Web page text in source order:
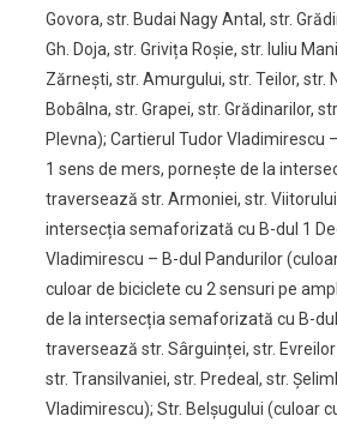
Govora, str. Budai Nagy Antal, str.
Gh. Doja, str. Grivița Roșie, str. Iuliu
Zărnești, str. Amurgului, str. Teilor, str.
Bobâlna, str. Grapei, str. Grădinarilor,
Plevna); Cartierul Tudor Vladimirescu
1 sens de mers, pornește de la
traversează str. Armoniei, str.
intersecția semaforizată cu B-dul 1
Vladimirescu – B-dul Pandurilor
culoar de biciclete cu 2 sensuri pe
de la intersecția semaforizată cu B-dul
traversează str. Sârguinței, str.
str. Transilvaniei, str. Predeal, str.
Vladimirescu); Str. Belșugului (culoar